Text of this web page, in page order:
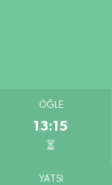
ÖĞLE
13:15
YATSI